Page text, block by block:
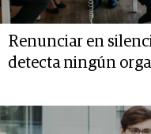
Renunciar en
detecta ningún